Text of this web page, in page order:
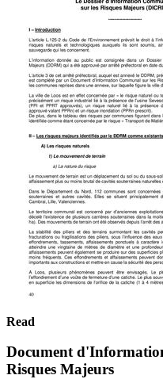
Read
Document
Risques Majeurs